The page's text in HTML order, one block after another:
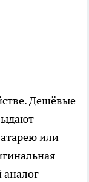
Дешёвые
или
аналог —